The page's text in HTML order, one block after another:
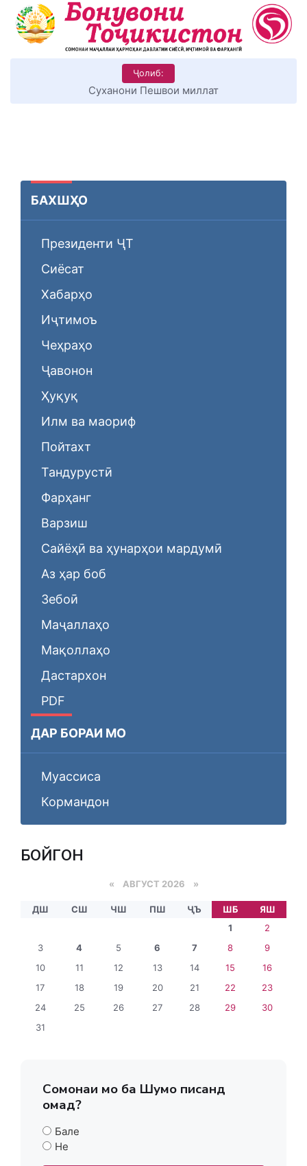
Ҷолиб:
КИТОБХОНИРО ДАР ХУД ТАШАККУЛ ДИҲЕМ
БАХШҲО
Президенти ҶТ
Сиёсат
Хабарҳо
Иҷтимоъ
Чеҳраҳо
Ҷавонон
Ҳуқуқ
Илм ва маориф
Пойтахт
Тандурустӣ
Фарҳанг
Варзиш
Сайёҳӣ ва ҳунарҳои мардумӣ
Аз ҳар боб
Зебоӣ
Маҷаллаҳо
Мақоллаҳо
Дастархон
PDF
ДАР БОРАИ МО
Муассиса
Кормандон
БОЙГОНӢ
« АВГУСТ 2026 »
ДШ СШ ЧШ ПШ ҶЪ ШБ
ЯШ
1
2
3
4 5 6 7 8
9
10
11 12 13 14 15
16
17
18 19 20 21 22
23
24
25 26 27 28 29
30
31
Сомонаи мо ба Шумо писанд
омад?
Бале
Не